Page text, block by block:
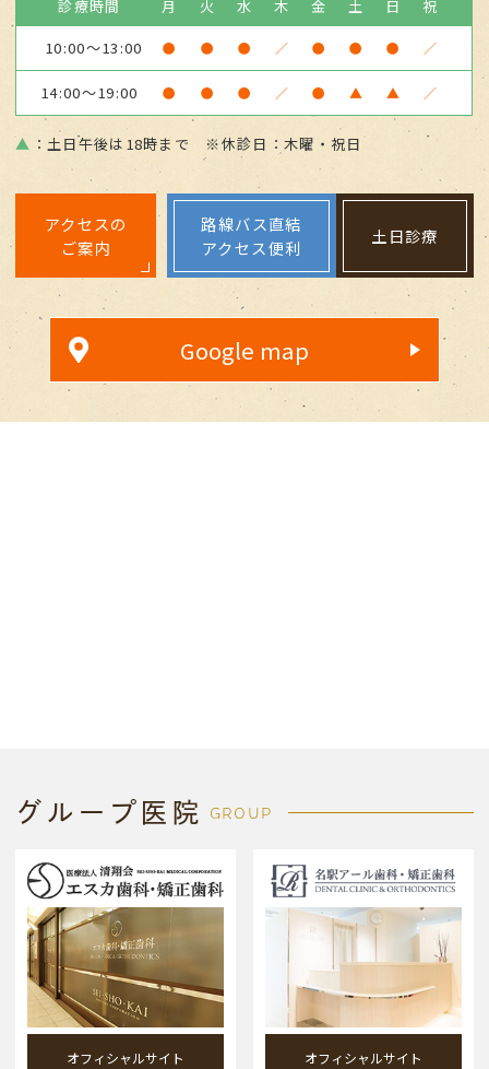
診療時間 月 火 水 木 金 土 日
祝
10:00～13:00
● ● ● ／ ● ● ● ／
14:00～19:00 ● ● ● ／ ● ▲ ▲ ／
▲ ：土日午後は18時まで ※休診日：木曜・祝日
アクセスの
ご案内
路線バス直結
アクセス便利
土日診療
Google map
グループ医院 GROUP
オフィシャルサイト オフィシャルサイト